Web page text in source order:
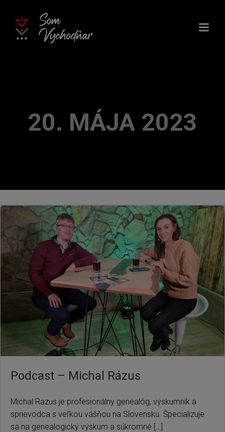
20. MÁJA 2023
Podcast – Michal Rázus
Michal Razus je profesionálny genealóg, výskumník a
sprievodca s veľkou vášňou na Slovensku. Špecializuje
sa na genealogický výskum a súkromné […]